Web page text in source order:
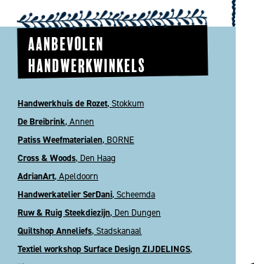
AANBEVOLEN
HANDWERKWINKELS
Handwerkhuis de Rozet, Stokkum
De Breibrink, Annen
Patiss Weefmaterialen, BORNE
Cross & Woods, Den Haag
AdrianArt, Apeldoorn
Handwerkatelier SerDani, Scheemda
Ruw & Ruig Steekdiezijn, Den Dungen
Quiltshop Anneliefs, Stadskanaal
Textiel workshop Surface Design ZIJDELINGS,